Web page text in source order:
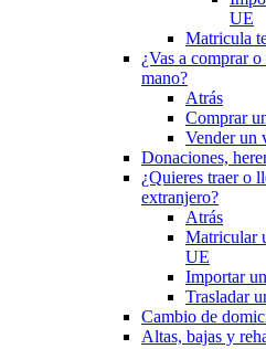
UE
Matricula
¿Vas a comprar
mano?
Atrás
Comprar
Vender un
Donaciones,
¿Quieres traer o
extranjero?
Atrás
Matricular
UE
Importar
Trasladar
Cambio de
Altas, bajas y